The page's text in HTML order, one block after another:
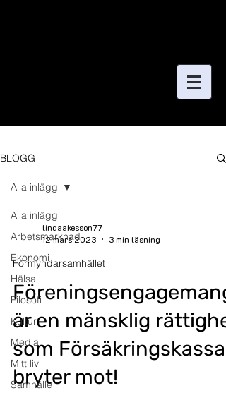
BLOGG
Alla inlägg
Arbetsmarknad
Ekonomi
Hälsa
Filosofi
Kultur
Media
Mitt liv
Samhälle
Alla inlägg
lindaakesson77
12 mars 2023
3 min läsning
Förmyndarsamhället
Föreningsengagemang
är en mänsklig rättighet
som Försäkringskassan
bryter mot!